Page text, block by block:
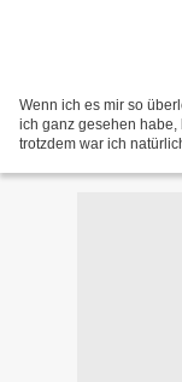
Wenn ich es mir so
ich ganz gesehen habe,
trotzdem war ich